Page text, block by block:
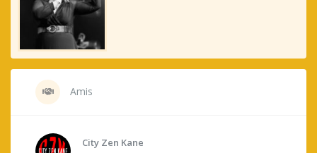
Amis
City Zen Kane